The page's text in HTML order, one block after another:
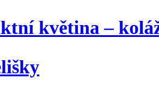
květina –